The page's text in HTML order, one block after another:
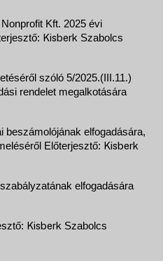
Kft. 2025 évi
Kisberk Szabolcs
szóló 5/2025.(III.11.)
rendelet megalkotására
elfogadására,
Előterjesztő: Kisberk
elfogadására
Kisberk Szabolcs